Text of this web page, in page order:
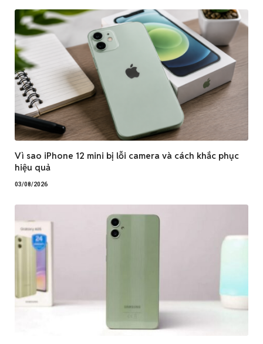
Vì sao iPhone 12 mini bị lỗi camera và cách khắc phục
hiệu quả
03/08/2026